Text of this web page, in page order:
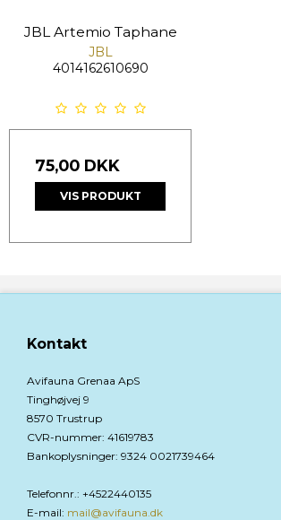
JBL Artemio Taphane
JBL
4014162610690
75,00 DKK
VIS PRODUKT
Kontakt
Avifauna Grenaa ApS
Tinghøjvej 9
8570 Trustrup
CVR-nummer: 41619783
Bankoplysninger: 9324 0021739464
Telefonnr.: +4522440135
E-mail: mail@avifauna.dk